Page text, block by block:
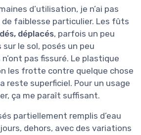
d’utilisation, je n’ai pas
de faiblesse particulier. Les fûts
déplacés, parfois un peu
le sol, posés un peu
pas fissuré. Le plastique
les frotte contre quelque chose
reste superficiel. Pour un usage
ça me paraît suffisant.
partiellement remplis d’eau
dehors, avec des variations